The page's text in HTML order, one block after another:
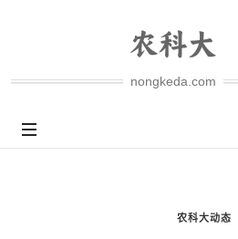
nongkeda.com
农科大动态